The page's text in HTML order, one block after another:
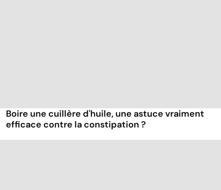
Boire une cuillère d'huile, une astuce vraiment
efficace contre la constipation ?